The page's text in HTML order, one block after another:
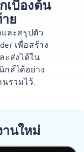
เบื้องต้น
ย
ละสรุปตัว
เพื่อสร้าง
ะส่งได้ใน
กส์ได้อย่าง
รวมไว้.
นใหม่